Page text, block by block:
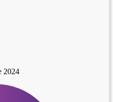
2024